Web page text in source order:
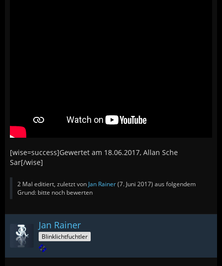
[wise=success]Gewertet am 18.06.2017, Allan Sche
Sar[/wise]
2 Mal editiert, zuletzt von Jan Rainer(7. Juni 2017) aus folgendem
Grund: bitte noch bewerten
Jan Rainer
Blinklichtfuchtler